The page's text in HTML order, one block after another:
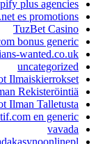
plus agencies
es promotions
TuzBet Casino
bonus generic
wanted.co.uk
uncategorized
Ilmaiskierrokset
Rekisteröintiä
Ilman Talletusta
en generic
vavada